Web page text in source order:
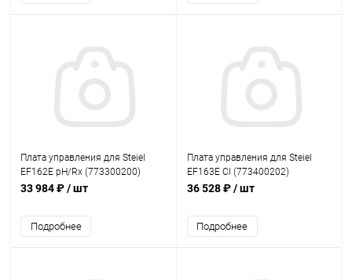
Плата управления для Steiel
EF162E pH/Rx (773300200)
33 984 ₽/ шт
Подробнее
Плата управления для Steiel
EF163E Cl (773400202)
36 528 ₽/ шт
Подробнее